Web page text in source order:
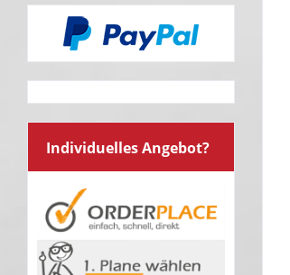
Individuelles Angebot?